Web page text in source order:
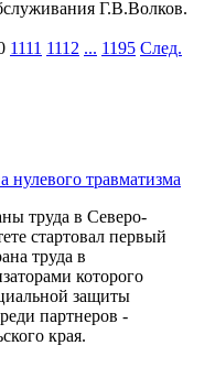
Г.В.Волков.
1111 1112 ... 1195 След.
нулевого травматизма
труда в Северо-
стартовал первый
труда в
которого
защиты
партнеров -
края.